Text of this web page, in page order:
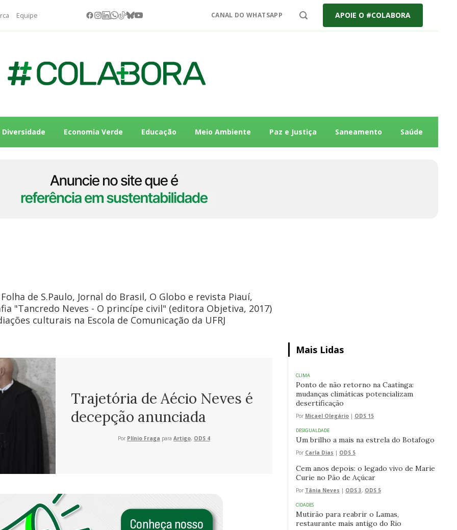
Equipe CANAL DO WHATSAPP APOIE O #COLABORA
Diversidade Economia Verde Educação Meio Ambiente Paz e Justiça Saneamento Saúde
de S.Paulo, Jornal do Brasil, O Globo e revista Piauí,
"Tancredo Neves - O princípe civil" (editora Objetiva, 2017)
culturais na Escola de Comunicação da UFRJ
Trajetória de Aécio Neves é
decepção anunciada
Por Plínio Fraga para Artigo, ODS 4
Mais Lidas
CLIMA
Ponto de não retorno na Caatinga:
mudanças climáticas potencializam
desertificação
Por Micael Olegário | ODS 15
DESIGUALDADE
Um brilho a mais na estrela do Botafogo
Por Carla Dias | ODS 5
Cem anos depois: o legado vivo de Marie
Curie no Pão de Açúcar
Por Tânia Neves | ODS 3, ODS 5
CIDADES
Mutirão para reabrir o Lamas,
restaurante mais antigo do Rio